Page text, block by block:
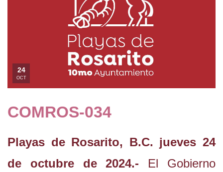
24
OCT
COMROS-034
Playas de Rosarito, B.C. jueves 24
de octubre de 2024.- El Gobierno